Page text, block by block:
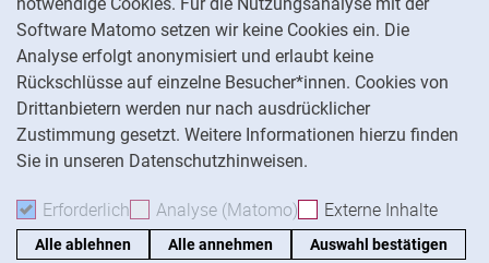
Software Matomo setzen wir keine Cookies ein. Die
Analyse erfolgt anonymisiert und erlaubt keine
Rückschlüsse auf einzelne Besucher*innen. Cookies von
Drittanbietern werden nur nach ausdrücklicher
Zustimmung gesetzt. Weitere Informationen hierzu finden
Sie in unseren Datenschutzhinweisen.
Erforderlich Erforderliche Cookies akzeptieren
Analyse (Matomo) Analyse-Cookies
Externe Inhalte
Alle ablehnen Alle annehmen Auswahl bestätigen
Datenschutz
Barrierefreiheit
Transparenter KI-Einsatz